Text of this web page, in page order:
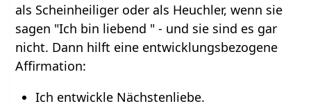
als Scheinheiliger oder als Heuchler, wenn sie
sagen "Ich bin liebend " - und sie sind es gar
nicht. Dann hilft eine entwicklungsbezogene
Affirmation:
Ich entwickle Nächstenliebe.